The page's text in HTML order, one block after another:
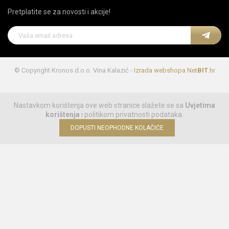
Pretplatite se za novosti i akcije!
© Copyright Kronos d.o.o. Vina Kalazić - Izrada webshopa NetBIT.hr
Nastavkom korištenja ove web stranice slažete se sa Uvjetima
korištenja i politikom privatnosti podataka.
DOPUSTI NEOPHODNE KOLAČIĆE